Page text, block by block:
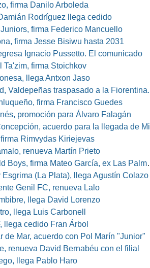
firma Danilo Arboleda
Rodríguez llega cedido
firma Federico Mancuello
firma Jesse Bisiwu hasta 2031
Ignacio Pussetto. El comunicado
Ta'zim, firma Stoichkov
llega Antxon Jaso
traspasado a la Fiorentina. El comunicado
firma Francisco Guedes
promoción para Álvaro Falagán
acuerdo para la llegada de Miguel Barbieri
Rimvydas Kiriejevas
renueva Martín Prieto
Mateo García, ex Las Palmas, Osasuna o Alcorcón
(La Plata), llega Agustín Colazo
Genil FC, renueva Lalo
llega David Lorenzo
llega Luis Carbonell
llega cedido Fran Árbol
de Mar, acuerdo con Pol Marín "Junior"
renueva David Bernabéu con el filial
llega Pablo Haro